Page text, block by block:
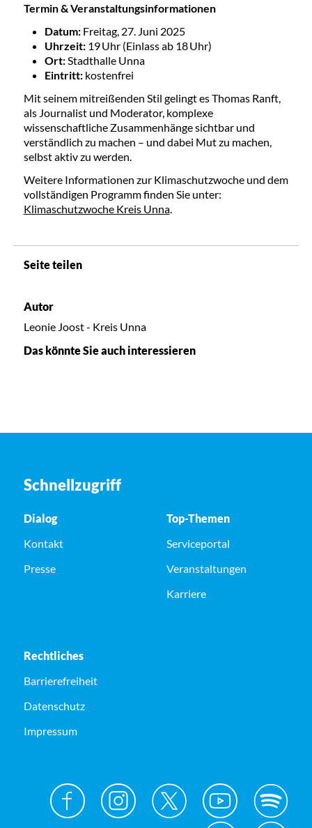
Termin & Veranstaltungsinformationen
Datum:Freitag, 27. Juni 2025
Uhrzeit:19 Uhr (Einlass ab 18 Uhr)
Ort:Stadthalle Unna
Eintritt:kostenfrei
Mit seinem mitreißenden Stil gelingt es Thomas Ranft,
als Journalist und Moderator, komplexe
wissenschaftliche Zusammenhänge sichtbar und
verständlich zu machen – und dabei Mut zu machen,
selbst aktiv zu werden.
Weitere Informationen zur Klimaschutzwoche und dem
vollständigen Programm finden Sie unter:
Klimaschutzwoche Kreis Unna.
Seite teilen
Autor
Leonie Joost - Kreis Unna
Das könnte Sie auch interessieren
Schnellzugriff
Dialog
Kontakt
Presse
Top-Themen
Serviceportal
Veranstaltungen
Karriere
Rechtliches
Barrierefreiheit
Datenschutz
Impressum